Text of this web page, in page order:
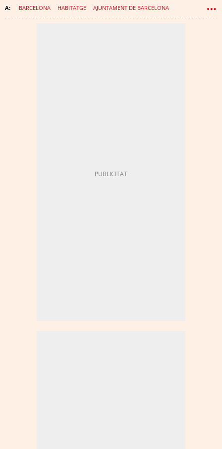
BARCELONA HABITATGE AJUNTAMENT DE BARCELONA